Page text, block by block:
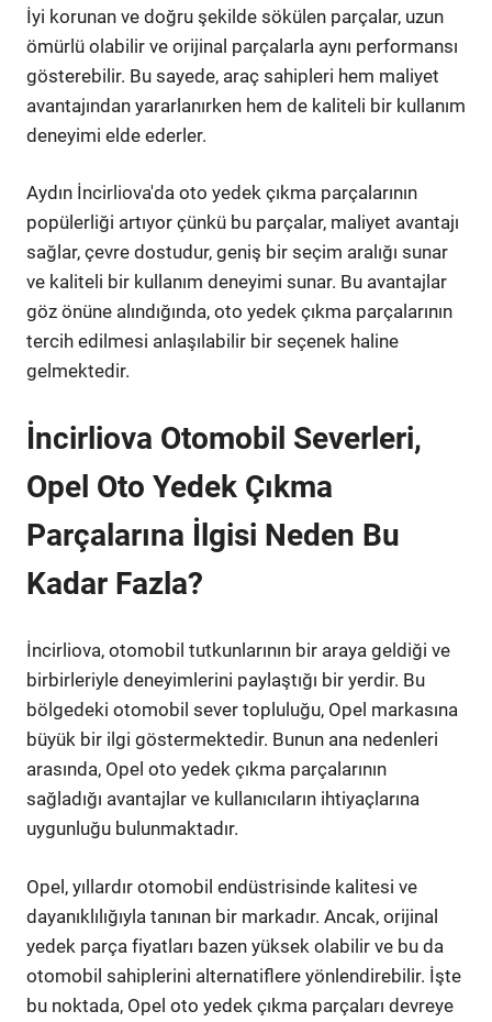
İyi korunan ve doğru şekilde sökülen parçalar, uzun
ömürlü olabilir ve orijinal parçalarla aynı performansı
gösterebilir. Bu sayede, araç sahipleri hem maliyet
avantajından yararlanırken hem de kaliteli bir kullanım
deneyimi elde ederler.
Aydın İncirliova'da oto yedek çıkma parçalarının
popülerliği artıyor çünkü bu parçalar, maliyet avantajı
sağlar, çevre dostudur, geniş bir seçim aralığı sunar
ve kaliteli bir kullanım deneyimi sunar. Bu avantajlar
göz önüne alındığında, oto yedek çıkma parçalarının
tercih edilmesi anlaşılabilir bir seçenek haline
gelmektedir.
İncirliova Otomobil Severleri,
Opel Oto Yedek Çıkma
Parçalarına İlgisi Neden Bu
Kadar Fazla?
İncirliova, otomobil tutkunlarının bir araya geldiği ve
birbirleriyle deneyimlerini paylaştığı bir yerdir. Bu
bölgedeki otomobil sever topluluğu, Opel markasına
büyük bir ilgi göstermektedir. Bunun ana nedenleri
arasında, Opel oto yedek çıkma parçalarının
sağladığı avantajlar ve kullanıcıların ihtiyaçlarına
uygunluğu bulunmaktadır.
Opel, yıllardır otomobil endüstrisinde kalitesi ve
dayanıklılığıyla tanınan bir markadır. Ancak, orijinal
yedek parça fiyatları bazen yüksek olabilir ve bu da
otomobil sahiplerini alternatiflere yönlendirebilir. İşte
bu noktada, Opel oto yedek çıkma parçaları devreye